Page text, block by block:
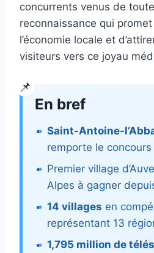
concurrents venus de
reconnaissance qui
l’économie locale et
visiteurs vers ce joyau
En bref
Saint-Antoine-
remporte le
Premier village
Alpes à gagner
14 villages en
représentant 13
1,795 million de